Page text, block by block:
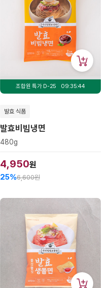
조합원 특가 D-25 09:35:44
발효 식품
발효비빔냉면
480g
4,950원
25%6,600원